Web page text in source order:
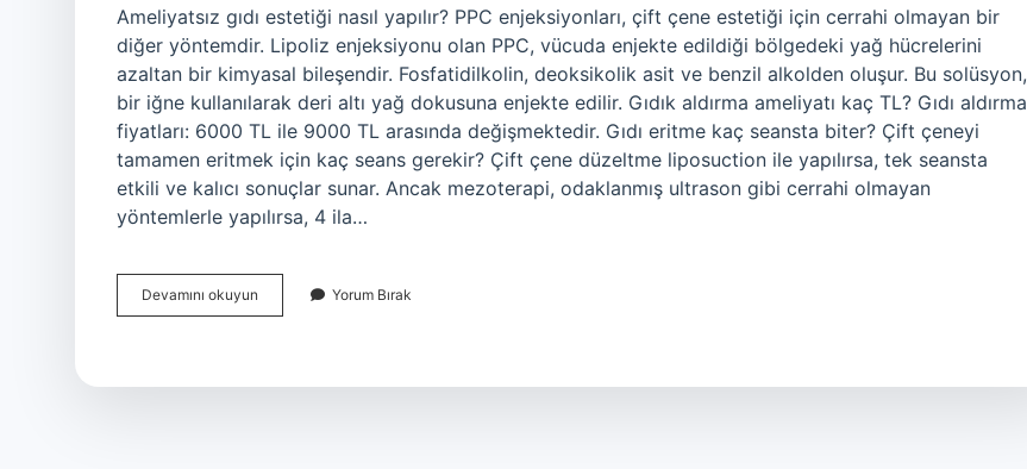
Ameliyatsız gıdı estetiği nasıl yapılır? PPC enjeksiyonları, çift çene estetiği için cerrahi olmayan bir
diğer yöntemdir. Lipoliz enjeksiyonu olan PPC, vücuda enjekte edildiği bölgedeki yağ hücrelerini
azaltan bir kimyasal bileşendir. Fosfatidilkolin, deoksikolik asit ve benzil alkolden oluşur. Bu solüsyon,
bir iğne kullanılarak deri altı yağ dokusuna enjekte edilir. Gıdık aldırma ameliyatı kaç TL? Gıdı aldırma
fiyatları: 6000 TL ile 9000 TL arasında değişmektedir. Gıdı eritme kaç seansta biter? Çift çeneyi
tamamen eritmek için kaç seans gerekir? Çift çene düzeltme liposuction ile yapılırsa, tek seansta
etkili ve kalıcı sonuçlar sunar. Ancak mezoterapi, odaklanmış ultrason gibi cerrahi olmayan
yöntemlerle yapılırsa, 4 ila…
Devamını okuyun
Için
Yorum Bırak